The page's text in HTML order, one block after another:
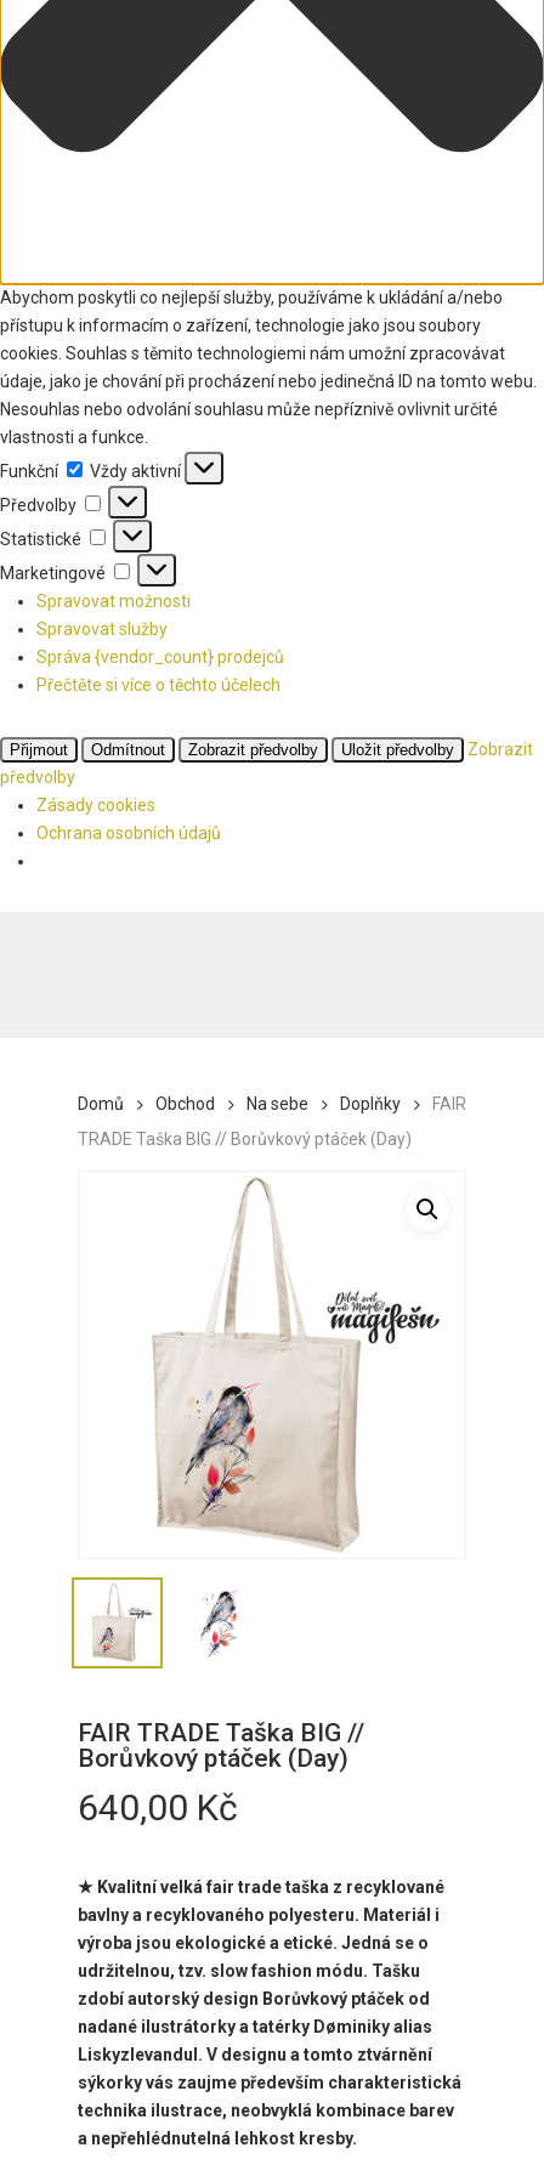
Abychom poskytli co nejlepší služby, používáme k ukládání a/nebo
přístupu k informacím o zařízení, technologie jako jsou soubory
cookies. Souhlas s těmito technologiemi nám umožní zpracovávat
údaje, jako je chování při procházení nebo jedinečná ID na tomto webu.
Nesouhlas nebo odvolání souhlasu může nepříznivě ovlivnit určité
vlastnosti a funkce.
Funkční
Funkční
Vždy aktivní
Předvolby
Předvolby
Statistické Statistické
Marketingové
Marketingové
Spravovat možnosti
Spravovat služby
Správa {vendor_count} prodejců
Přečtěte si více o těchto účelech
Přijmout Odmítnout Zobrazit předvolby Uložit předvolby
Zobrazit
předvolby
Zásady cookies
Ochrana osobních údajů
Domů Obchod Na sebe Doplňky
FAIR
TRADE Taška BIG // Borůvkový ptáček (Day)
FAIR TRADE Taška BIG //
Borůvkový ptáček (Day)
640,00 Kč
★ Kvalitní velká fair trade taška z recyklované
bavlny a recyklovaného polyesteru. Materiál i
výroba jsou ekologické a etické. Jedná se o
udržitelnou, tzv. slow fashion módu. Tašku
zdobí autorský design Borůvkový ptáček od
nadané ilustrátorky a tatérky Døminiky alias
Liskyzlevandul. V designu a tomto ztvárnění
sýkorky vás zaujme především charakteristická
technika ilustrace, neobvyklá kombinace barev
a nepřehlédnutelná lehkost kresby.